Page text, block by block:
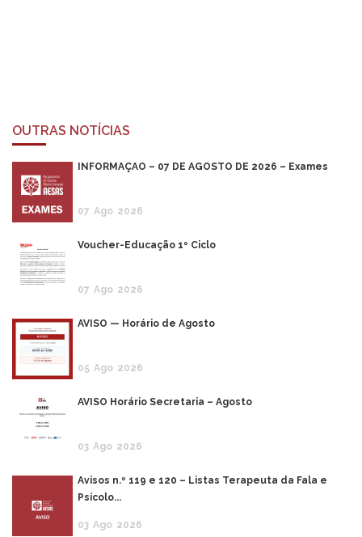
OUTRAS NOTÍCIAS
INFORMAÇÃO – 07 DE AGOSTO DE 2026 – Exames
07 Ago 2026
Voucher-Educação 1º Ciclo
07 Ago 2026
AVISO — Horário de Agosto
05 Ago 2026
AVISO Horário Secretaria – Agosto
03 Ago 2026
Avisos n.º 119 e 120 – Listas Terapeuta da Fala e
Psícolo...
03 Ago 2026